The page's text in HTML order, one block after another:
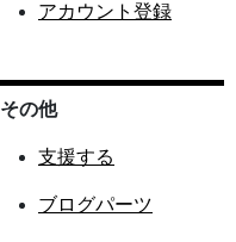
アカウント登録
その他
支援する
ブログパーツ